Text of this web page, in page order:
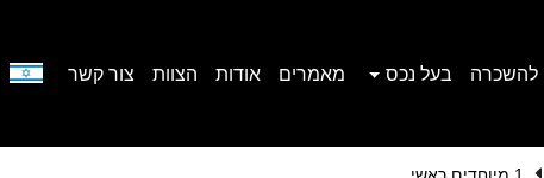
להשכרה בעל נכס מאמרים אודות הצוות צור קשר